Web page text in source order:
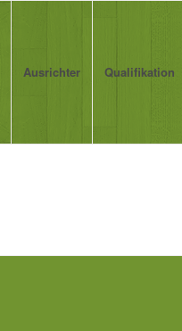
Ausrichter Qualifikation